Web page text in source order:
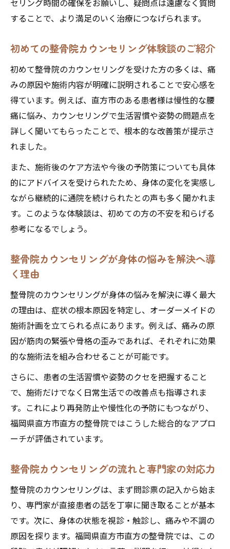
特定
追及
丁寧なカウンセリングが整骨院の信頼を生
む理由
整骨院カウンセリングで症状の根本原因に
アプローチ
整骨院のヒアリングが施術効果を高めるポ
整骨院カウンセリングで不調の隠れた原因
を発見
あなたの痛みに寄り添う整骨院独自のケア提案
整骨院カウンセリングで最適なケアプラン
を提案
は
ング活用法
整骨院の専門家が痛みに寄り添う理由と工
夫
整骨院のカウンセリングで無理なく続く身
体ケア
カウンセリングが導く身体改善への近道
整骨院カウンセリングが身体改善に与える
効果
整骨院カウンセリングで体調変化を可視化
する方法
イクル
整骨院でのカウンセリングが生活習慣を変
える理由
整骨院のカウンセリングで無理なく身体改
善を目指す
セリング時間の確保をお願いし、疑問点は遠慮なく質問
することで、より満足のいく治療につなげられます。
初めての整骨院カウンセリング体験談のご紹介
初めて整骨院のカウンセリングを受けた方の多くは、痛
みの原因や施術内容が明確に説明されることで安心感を
得ています。例えば、直方市のある患者様は慢性的な腰
痛に悩み、カウンセリングで生活習慣や姿勢の問題点を
詳しく聞いてもらったことで、根本的な改善策が提示さ
れました。
また、施術後のケア方法や今後の予防策についても具体
的にアドバイスを受けられたため、身体の変化を実感し
ながら継続的に通院を続けられたとの声も多く聞かれま
す。このような体験談は、初めての方の不安を和らげる
参考になるでしょう。
整骨院カウンセリングが身体の悩みを解決へ導
く理由
整骨院のカウンセリングが身体の悩みを解決に導く最大
の理由は、症状の根本原因を特定し、オーダーメイドの
施術計画を立てられる点にあります。例えば、痛みの原
因が筋肉の緊張や骨格の歪みであれば、それぞれに効果
的な施術法を組み合わせることが可能です。
さらに、患者の生活習慣や姿勢のクセを把握すること
で、施術だけでなく日常生活での改善点も指導されま
す。これにより再発防止や慢性化の予防にもつながり、
福岡県直方市直方の整骨院ではこうした総合的なアプロ
ーチが評価されています。
整骨院カウンセリングの流れと専門家の対応力
整骨院のカウンセリングは、まず問診票の記入から始ま
り、専門家が直接患者の話を丁寧に聞き取ることが基本
です。次に、身体の状態を視診・触診し、痛みや不調の
原因を探ります。福岡県直方市直方の整骨院では、この